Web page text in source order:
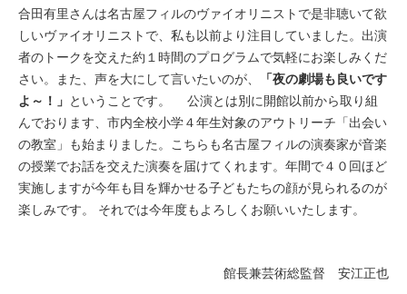
合田有里さんは名古屋フィルのヴァイオリニストで是非聴いて欲
しいヴァイオリニストで、私も以前より注目していました。出演
者のトークを交えた約１時間のプログラムで気軽にお楽しみくだ
さい。また、声を大にして言いたいのが、
「夜の劇場も良いです
よ～！」 ということです。 公演とは別に開館以前から取り組
んでおります、市内全校小学４年生対象のアウトリーチ「出会い
の教室」も始まりました。こちらも名古屋フィルの演奏家が音楽
の授業でお話を交えた演奏を届けてくれます。年間で４０回ほど
実施しますが今年も目を輝かせる子どもたちの顔が見られるのが
楽しみです。 それでは今年度もよろしくお願いいたします。
館長兼芸術総監督 安江正也